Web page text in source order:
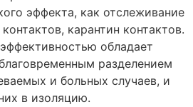
эффекта, как отслеживание
карантин контактов.
обладает
разделением
и больных случаев, и
в изоляцию.